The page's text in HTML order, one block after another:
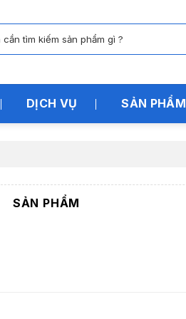
DỊCH VỤ SẢN PHẨM
SẢN PHẨM